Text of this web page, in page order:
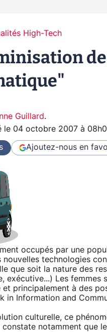
High-Tech
Guillard.
le 04 octobre 2007 à
Ajoutez-nous en
occupés par une
nouvelles technologies
que soit la nature des
exécutive...) Les femmes
et principalement à des
in Information and
culturelle, ce
notamment que